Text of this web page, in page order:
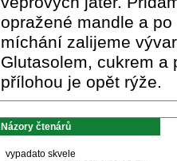
opražené mandle a
míchání zalijeme
Glutasolem, cukrem a
přílohou je opět rýže.
Názory čtenárů
vypadato skvele